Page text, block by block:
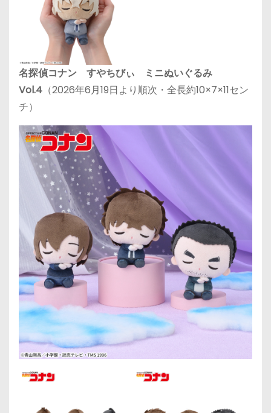
名探偵コナン すやちびぃ ミニぬいぐるみ
Vol.4 （2026年6月19日より順次・全長約10×7×11セン
チ）